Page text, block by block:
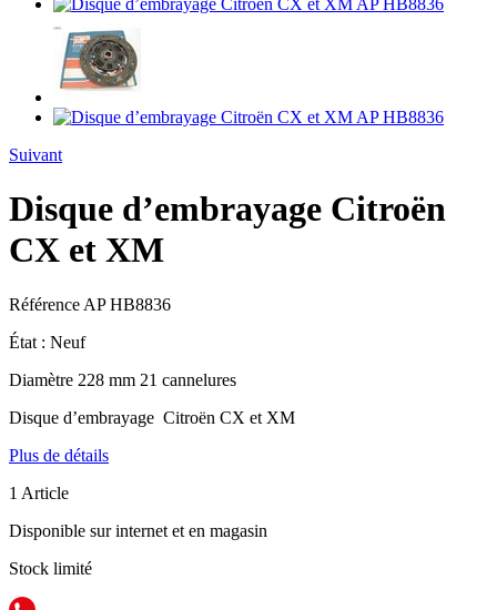
Suivant
Disque d’embrayage Citroën
CX et XM
Référence AP HB8836
État : Neuf
Diamètre 228 mm 21 cannelures
Disque d’embrayage Citroën CX et XM
Plus de détails
1 Article
Disponible sur internet et en magasin
Stock limité